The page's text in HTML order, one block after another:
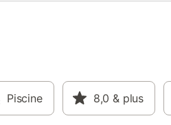
Piscine 8,0 & plus